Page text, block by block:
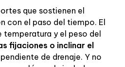
que sostienen el
con el paso del tiempo. El
y el peso del
fijaciones o inclinar el
de drenaje. Y no